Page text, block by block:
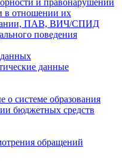
и правонарушений
в отношении их
ПАВ, ВИЧ/СПИД
поведения
данные
о системе образования
бюджетных средств
обращений